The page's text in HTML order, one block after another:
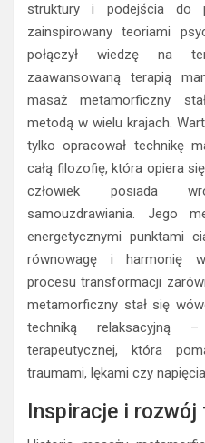
struktury i podejścia do
zainspirowany teoriami
połączył wiedzę na
zaawansowaną terapią
masaż metamorficzny
metodą w wielu krajach.
tylko opracował technikę
całą filozofię, która opiera
człowiek posiada
samouzdrawiania. Jego
energetycznymi punktami
równowagę i harmonię
procesu transformacji
metamorficzny stał się
techniką relaksacyjną
terapeutycznej, która
traumami, lękami czy
Inspiracje i rozwój